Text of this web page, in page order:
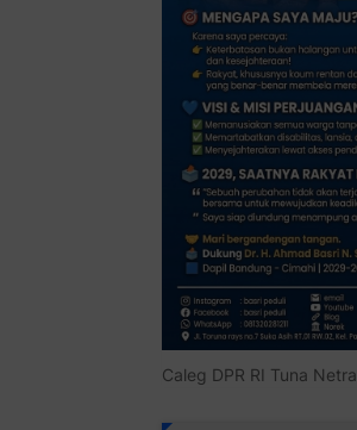
Caleg DPR RI Tuna Netra